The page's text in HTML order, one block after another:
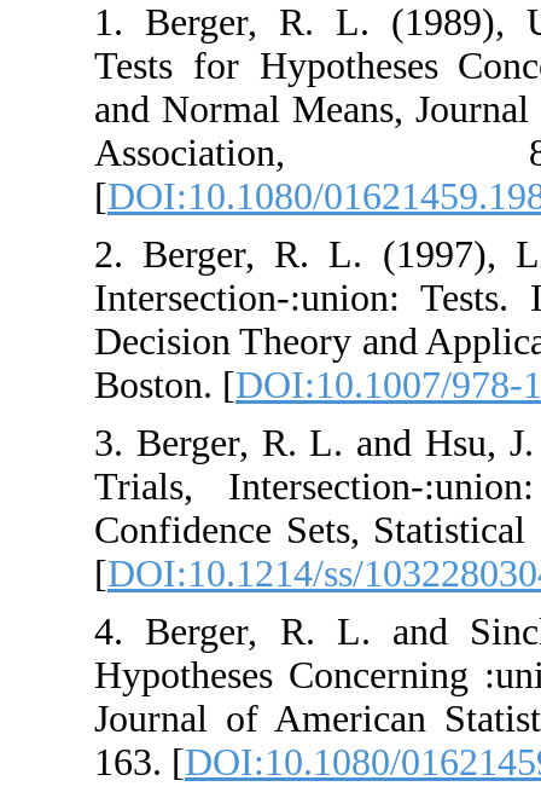
1. ‎Berger‎, ‎R‎.
Tests for
and Normal
[DOI:10.1080/
2. Berger‎, ‎R‎.
Intersection-
Decision Theory
Boston‎. [
3. ‎Berger‎, ‎R‎. ‎L‎.
Trials‎,
Confidence
[DOI:10.1214/ss/
4. ‎Berger‎, ‎R‎.
Hypotheses
Journal of
163‎. [